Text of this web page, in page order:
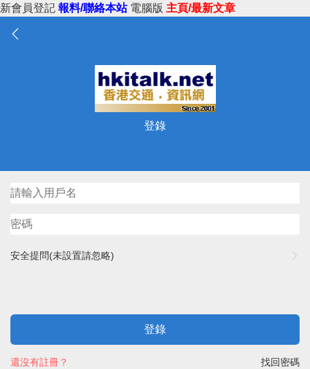
新會員登記 報料/聯絡本站 電腦版 主頁/最新文章
登錄
安全提問(未設置請忽略)
登錄
找回密碼
還沒有註冊？